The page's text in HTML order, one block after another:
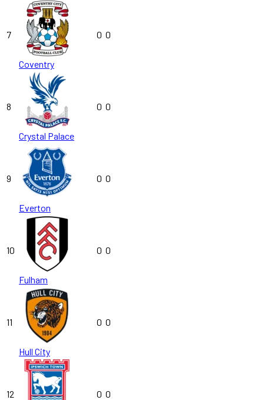
7
Coventry
0 0
8
Crystal Palace
0 0
9
Everton
0 0
10
Fulham
0 0
11
Hull City
0 0
12 0 0